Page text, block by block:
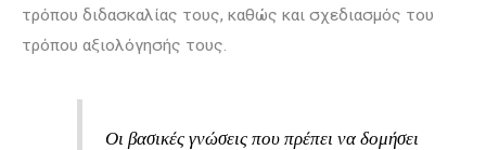
τρόπου διδασκαλίας τους, καθώς και σχεδιασμός του
τρόπου αξιολόγησής τους.
Οι βασικές γνώσεις που πρέπει να δομήσει